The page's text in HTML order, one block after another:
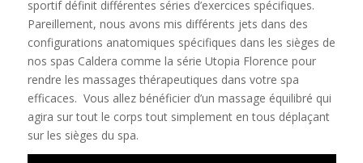
sportif définit différentes séries d’exercices spécifiques.
Pareillement, nous avons mis différents jets dans des
configurations anatomiques spécifiques dans les sièges de
nos spas Caldera comme la série Utopia Florence pour
rendre les massages thérapeutiques dans votre spa
efficaces. Vous allez bénéficier d’un massage équilibré qui
agira sur tout le corps tout simplement en tous déplaçant
sur les sièges du spa.